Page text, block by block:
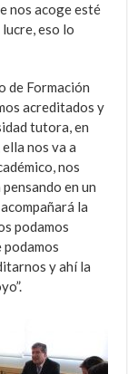
nos acoge esté
eso lo
de Formación
acreditados y
tutora, en
nos va a
nos
en un
la
podamos
y ahí la